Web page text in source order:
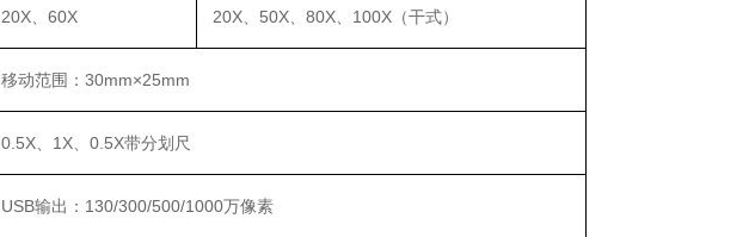
20X、60X 20X、50X、80X、100X（干式）
移动范围：30mm×25mm
0.5X、1X、0.5X带分划尺
USB输出：130/300/500/1000万像素